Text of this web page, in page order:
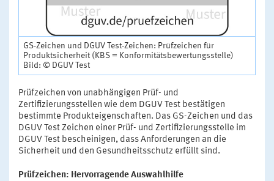
GS-Zeichen und DGUV Test-Zeichen: Prüfzeichen für
Produktsicherheit (KBS = Konformitätsbewertungsstelle)
Bild: © DGUV Test
Prüfzeichen von unabhängigen Prüf- und
Zertifizierungsstellen wie dem DGUV Test bestätigen
bestimmte Produkteigenschaften. Das GS-Zeichen und das
DGUV Test Zeichen einer Prüf- und Zertifizierungsstelle im
DGUV Test bescheinigen, dass Anforderungen an die
Sicherheit und den Gesundheitsschutz erfüllt sind.
Prüfzeichen: Hervorragende Auswahlhilfe